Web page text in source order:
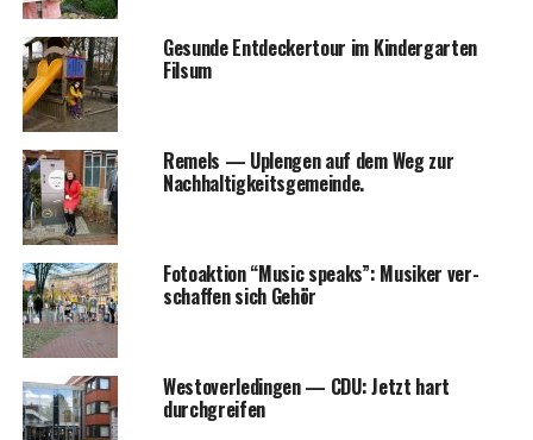
Gesun­de Ent­de­cker­tour im Kin­der­gar­ten
Filsum
Remels — Uple­n­gen auf dem Weg zur
Nachhaltigkeitsgemeinde.
Foto­ak­ti­on “Music speaks”: Musi­ker ver­
schaf­fen sich Gehör
Wes­t­ov­er­le­din­gen — CDU: Jetzt hart
durchgreifen